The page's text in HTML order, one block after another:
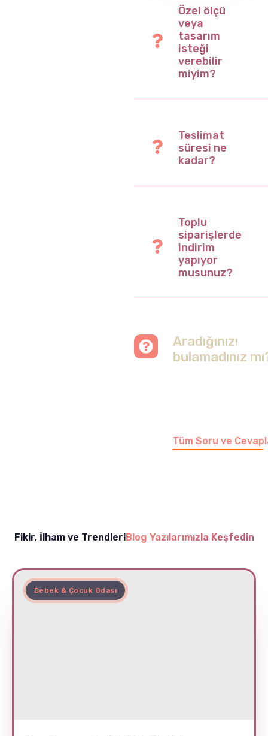
Özel ölçü
veya
tasarım
isteği
verebilir
miyim?
Teslimat
süresi ne
kadar?
Toplu
siparişlerde
indirim
yapıyor
musunuz?
Aradığınızı
bulamadınız
Tüm Soru ve
Fikir, İlham ve TrendleriBlog Yazılarımızla Keşfedin
Bebek & Çocuk Odası